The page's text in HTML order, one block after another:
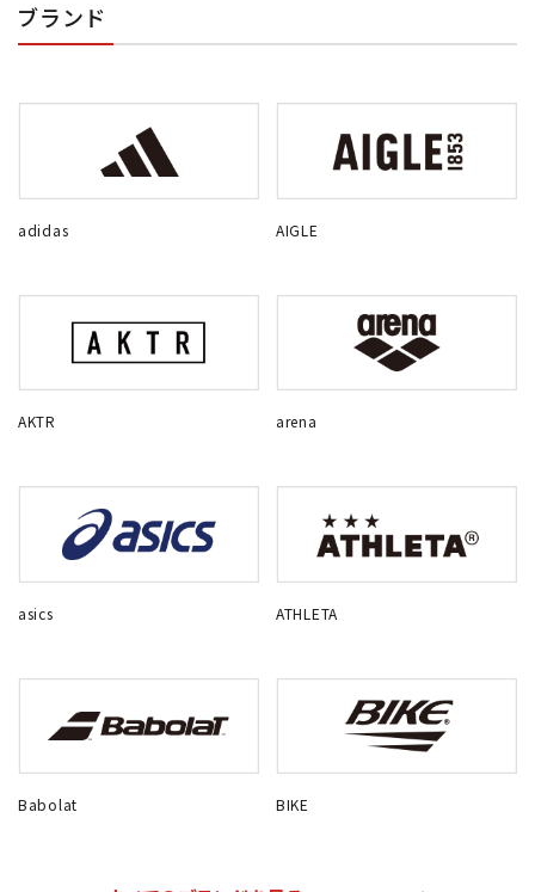
ブランド
adidas AIGLE
AKTR arena
asics ATHLETA
Babolat BIKE